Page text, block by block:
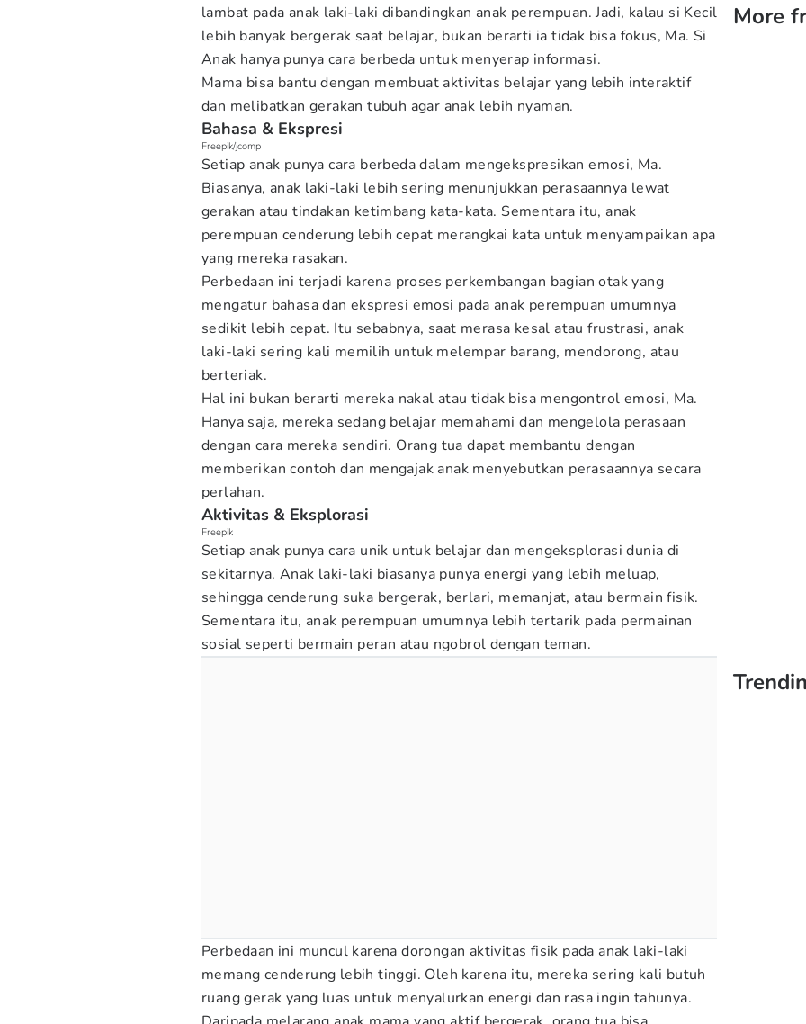
lambat pada anak laki-laki dibandingkan anak perempuan. Jadi, kalau si Kecil
lebih banyak bergerak saat belajar, bukan berarti ia tidak bisa fokus, Ma. Si
Anak hanya punya cara berbeda untuk menyerap informasi.
Mama bisa bantu dengan membuat aktivitas belajar yang lebih interaktif
dan melibatkan gerakan tubuh agar anak lebih nyaman.
Bahasa & Ekspresi
Freepik/jcomp
Setiap anak punya cara berbeda dalam mengekspresikan emosi, Ma.
Biasanya, anak laki-laki lebih sering menunjukkan perasaannya lewat
gerakan atau tindakan ketimbang kata-kata. Sementara itu, anak
perempuan cenderung lebih cepat merangkai kata untuk menyampaikan apa
yang mereka rasakan.
Perbedaan ini terjadi karena proses perkembangan bagian otak yang
mengatur bahasa dan ekspresi emosi pada anak perempuan umumnya
sedikit lebih cepat. Itu sebabnya, saat merasa kesal atau frustrasi, anak
laki-laki sering kali memilih untuk melempar barang, mendorong, atau
berteriak.
Hal ini bukan berarti mereka nakal atau tidak bisa mengontrol emosi, Ma.
Hanya saja, mereka sedang belajar memahami dan mengelola perasaan
dengan cara mereka sendiri. Orang tua dapat membantu dengan
memberikan contoh dan mengajak anak menyebutkan perasaannya secara
perlahan.
Aktivitas & Eksplorasi
Freepik
Setiap anak punya cara unik untuk belajar dan mengeksplorasi dunia di
sekitarnya. Anak laki-laki biasanya punya energi yang lebih meluap,
sehingga cenderung suka bergerak, berlari, memanjat, atau bermain fisik.
Sementara itu, anak perempuan umumnya lebih tertarik pada permainan
sosial seperti bermain peran atau ngobrol dengan teman.
Perbedaan ini muncul karena dorongan aktivitas fisik pada anak laki-laki
memang cenderung lebih tinggi. Oleh karena itu, mereka sering kali butuh
ruang gerak yang luas untuk menyalurkan energi dan rasa ingin tahunya.
More